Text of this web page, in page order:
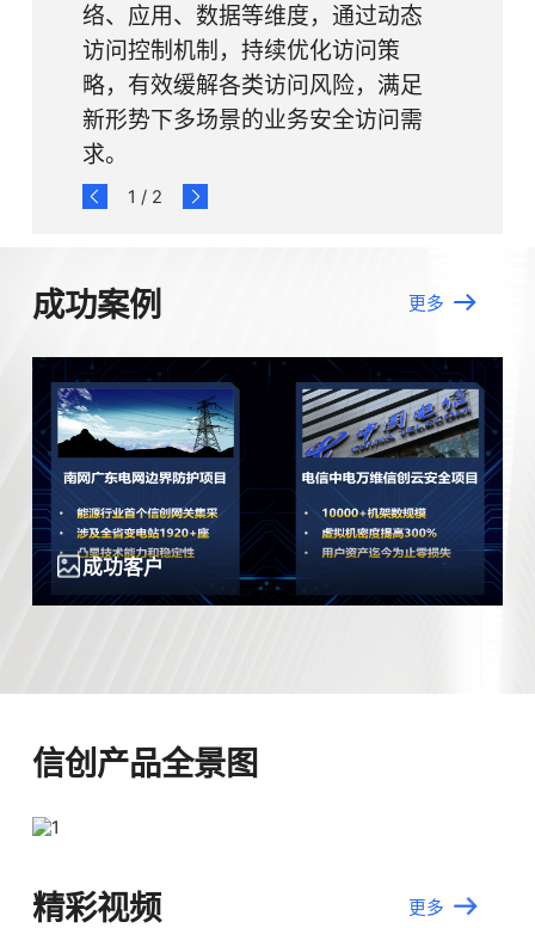
络、应用、数据等维度，通过动态
访问控制机制，持续优化访问策
略，有效缓解各类访问风险，满足
新形势下多场景的业务安全访问需
求。
1 / 2
成功案例 更多
成功客户
成功客户
信创产品全景图
精彩视频 更多